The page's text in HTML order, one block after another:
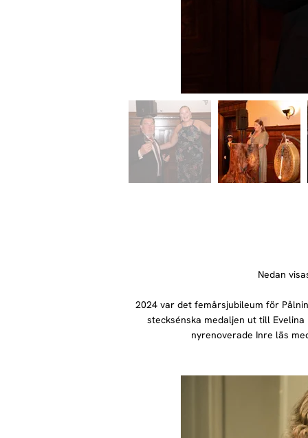
Nedan
2024 var det femårsjubileum för
stecksénska medaljen ut till
nyrenoverade Inre läs